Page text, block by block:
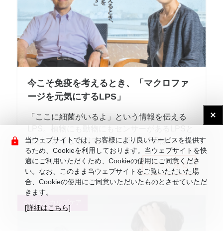
今こそ免疫を考えるとき、「マクロファ
ージを元気にするLPS」
「ここに細菌がいるよ」という情報を伝える
はどのような物質ですか。稲川●LPSは ...
詳しく見る
当ウェブサイトでは、お客様により良いサービスを提供す
るため、Cookieを利用しております。当ウェブサイトを快
適にご利用いただくため、Cookieの使用にご同意くださ
い。なお、このまま当ウェブサイトをご覧いただいた場
合、Cookieの使用にご同意いただいたものとさせていただ
きます。
[詳細はこちら]